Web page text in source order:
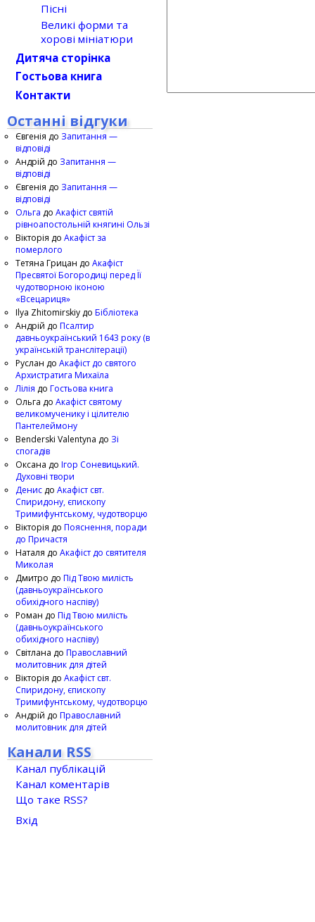
Пісні
Великі форми та
хорові мініатюри
Дитяча сторінка
Гостьова книга
Контакти
Останні відгуки
Євгенія до Запитання —
відповіді
Андрій до Запитання —
відповіді
Євгенія до Запитання —
відповіді
Ольга до Акафіст святій
рівноапостольній княгині Ользі
Вікторія до Акафіст за
померлого
Тетяна Грицан до Акафіст
Пресвятої Богородиці перед Її
чудотворною іконою
«Всецариця»
Ilya Zhitomirskiy до Бібліотека
Андрій до Псалтир
давньоукраїнський 1643 року (в
українській транслітерації)
Руслан до Акафіст до святого
Архистратига Михаїла
Лілія до Гостьова книга
Ольга до Акафіст святому
великомученику і цілителю
Пантелеймону
Benderski Valentyna до Зі
спогадів
Оксана до Ігор Соневицький.
Духовні твори
Денис до Акафіст свт.
Спиридону, єпископу
Тримифунтському, чудотворцю
Вікторія до Пояснення, поради
до Причастя
Наталя до Акафіст до святителя
Миколая
Дмитро до Під Твою милість
(давньоукраїнського
обихідного наспіву)
Роман до Під Твою милість
(давньоукраїнського
обихідного наспіву)
Світлана до Православний
молитовник для дітей
Вікторія до Акафіст свт.
Спиридону, єпископу
Тримифунтському, чудотворцю
Андрій до Православний
молитовник для дітей
Канали RSS
Канал публікацій
Канал коментарів
Що таке RSS?
Вхід